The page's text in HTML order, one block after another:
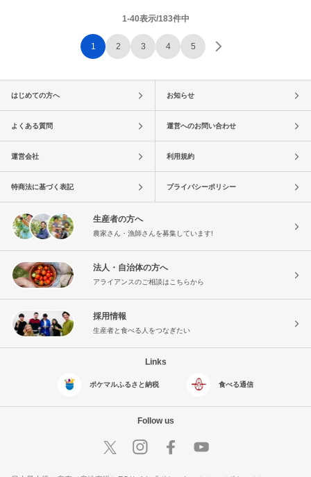
1-40表示/183件中
1 2 3 4 5
はじめての方へ お知らせ
よくある質問 運営へのお問い合わせ
運営会社 利用規約
特商法に基づく表記 プライバシーポリシー
生産者の方へ
農家さん・漁師さんを募集しています!
法人・自治体の方へ
アライアンスのご相談はこちらから
採用情報
生産者と食べる人をつなぎたい
Links
ポケマルふるさと納税 食べる通信
Follow us